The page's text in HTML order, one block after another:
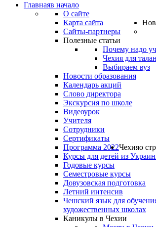
Главнаяв начало
О сайте
Карта сайта
Сайты-партнеры
Полезные статьи
Почему надо
Чехия для
Выбираем вуз
Новости образования
Календарь акций
Слово директора
Экскурсия по школе
Видеоурок
Учителя
Сотрудники
Сертификаты
Программа 2022
Курсы для детей из
Годовые курсы
Семестровые курсы
Довузовская подготовка
Летний интенсив
Чешский язык для
художественных школах
Каникулы в Чехии
Чехияо